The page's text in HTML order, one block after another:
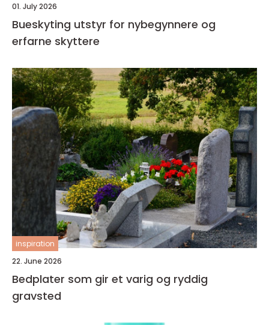
01. July 2026
Bueskyting utstyr for nybegynnere og
erfarne skyttere
inspiration
22. June 2026
Bedplater som gir et varig og ryddig
gravsted